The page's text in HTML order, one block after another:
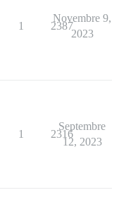
1 2387
Novembre 9,
2023
1 2316
Septembre
12, 2023